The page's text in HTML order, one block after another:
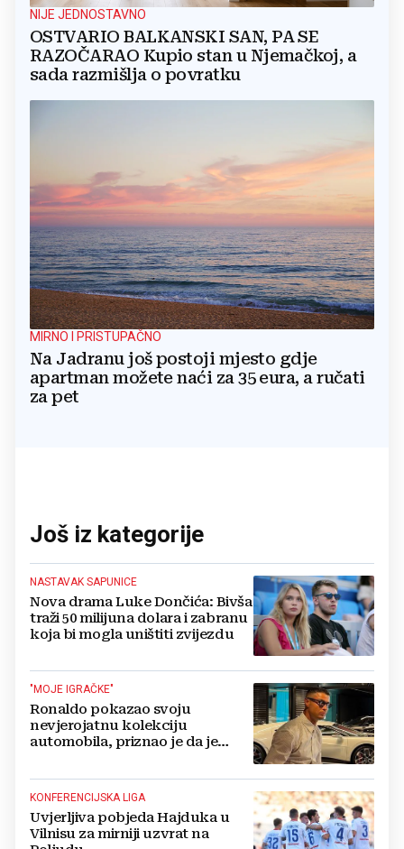
NIJE JEDNOSTAVNO
OSTVARIO BALKANSKI SAN, PA SE
RAZOČARAO Kupio stan u Njemačkoj, a
sada razmišlja o povratku
MIRNO I PRISTUPAČNO
Na Jadranu još postoji mjesto gdje
apartman možete naći za 35 eura, a ručati
za pet
Još iz kategorije
NASTAVAK SAPUNICE
Nova drama Luke Dončića: Bivša
traži 50 milijuna dolara i zabranu
koja bi mogla uništiti zvijezdu
"MOJE IGRAČKE"
Ronaldo pokazao svoju
nevjerojatnu kolekciju
automobila, priznao je da je
KONFERENCIJSKA LIGA
Uvjerljiva pobjeda Hajduka u
Vilnisu za mirniji uzvrat na